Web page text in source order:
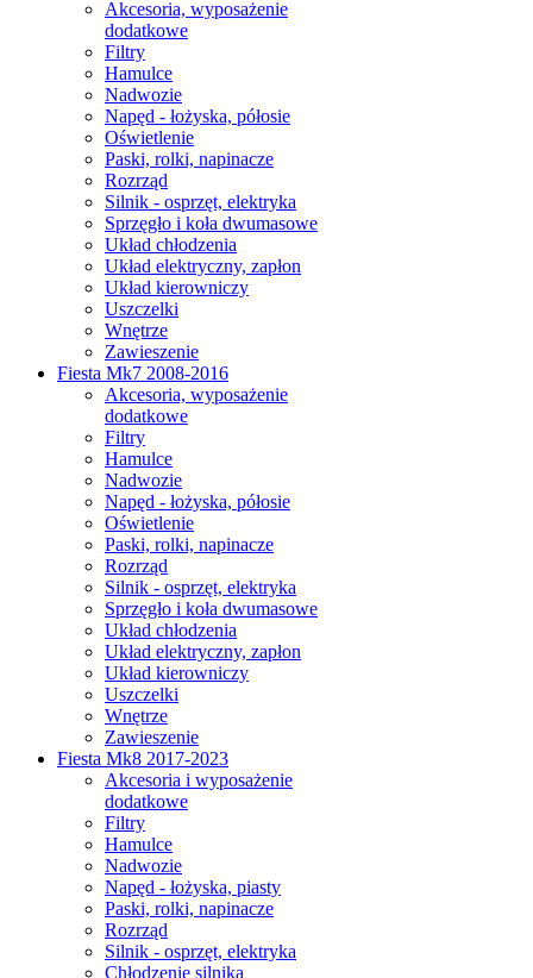
Akcesoria, wyposażenie
dodatkowe
Filtry
Hamulce
Nadwozie
Napęd - łożyska, półosie
Oświetlenie
Paski, rolki, napinacze
Rozrząd
Silnik - osprzęt, elektryka
Sprzęgło i koła dwumasowe
Układ chłodzenia
Układ elektryczny, zapłon
Układ kierowniczy
Uszczelki
Wnętrze
Zawieszenie
Fiesta Mk7 2008-2016
Akcesoria, wyposażenie
dodatkowe
Filtry
Hamulce
Nadwozie
Napęd - łożyska, półosie
Oświetlenie
Paski, rolki, napinacze
Rozrząd
Silnik - osprzęt, elektryka
Sprzęgło i koła dwumasowe
Układ chłodzenia
Układ elektryczny, zapłon
Układ kierowniczy
Uszczelki
Wnętrze
Zawieszenie
Fiesta Mk8 2017-2023
Akcesoria i wyposażenie
dodatkowe
Filtry
Hamulce
Nadwozie
Napęd - łożyska, piasty
Paski, rolki, napinacze
Rozrząd
Silnik - osprzęt, elektryka
Chłodzenie silnika